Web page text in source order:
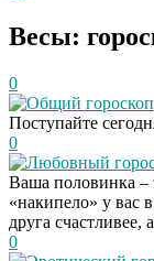
Весы:
0
Общий гороскоп
Поступайте
0
Любовный
Ваша половинка –
«накипело» у вас
друга счастливее,
0